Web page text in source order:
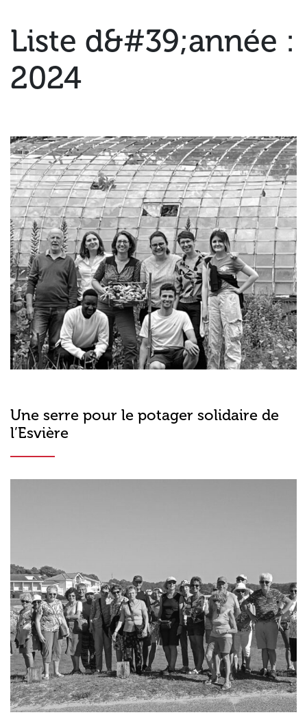
Liste d&#39;année :
2024
Une serre pour le potager solidaire de
l’Esvière